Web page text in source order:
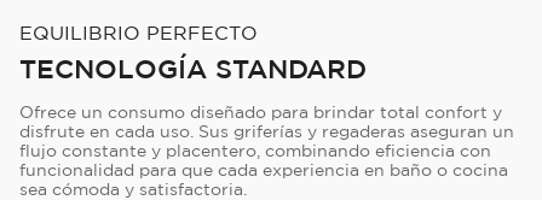
EQUILIBRIO PERFECTO
TECNOLOGÍA STANDARD
Ofrece un consumo diseñado para brindar total confort y
disfrute en cada uso. Sus griferías y regaderas aseguran un
flujo constante y placentero, combinando eficiencia con
funcionalidad para que cada experiencia en baño o cocina
sea cómoda y satisfactoria.